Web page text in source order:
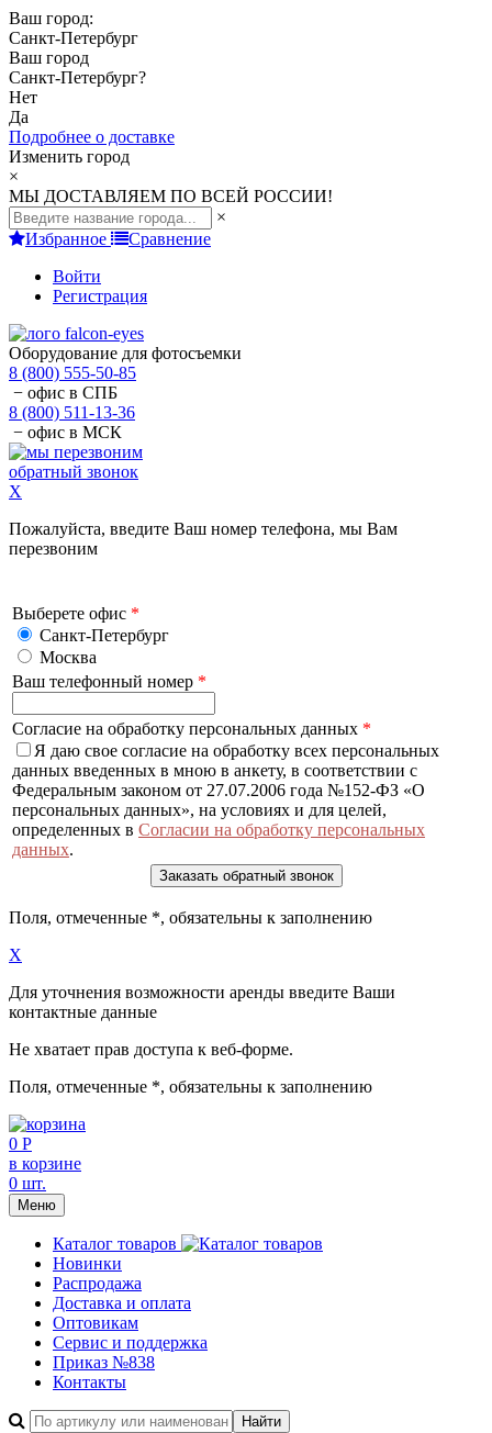
Ваш город:
Санкт-Петербург
Ваш город
Санкт-Петербург?
Нет
Да
Подробнее о доставке
Изменить город
×
МЫ ДОСТАВЛЯЕМ ПО ВСЕЙ РОССИИ!
×
Избранное
Сравнение
Войти
Регистрация
Оборудование для фотосъемки
8 (800) 555-50-85
− офис в СПБ
8 (800) 511-13-36
− офис в МСК
обратный звонок
X
Пожалуйста, введите Ваш номер телефона, мы Вам
перезвоним
Выберете офис *
Санкт-Петербург
Москва
Ваш телефонный номер *
Согласие на обработку персональных данных *
Я даю свое согласие на обработку всех персональных
данных введенных в мною в анкету, в соответствии с
Федеральным законом от 27.07.2006 года №152-ФЗ «О
персональных данных», на условиях и для целей,
определенных в Согласии на обработку персональных
данных.
Поля, отмеченные *, обязательны к заполнению
X
Для уточнения возможности аренды введите Ваши
контактные данные
Не хватает прав доступа к веб-форме.
Поля, отмеченные *, обязательны к заполнению
0 Р
в корзине
0 шт.
Меню
Каталог товаров
Новинки
Распродажа
Доставка и оплата
Оптовикам
Сервис и поддержка
Приказ №838
Контакты